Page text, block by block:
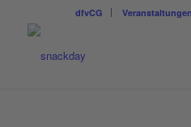
dfvCG Veranstaltungen